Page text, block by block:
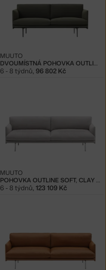
DVOUMÍSTNÁ POHOVKA OUTLINE, FIORD 961
MUUTO
6 - 8 týdnů 96 802 Kč
POHOVKA OUTLINE SOFT, CLAY 12
MUUTO
6 - 8 týdnů, 123 109 Kč